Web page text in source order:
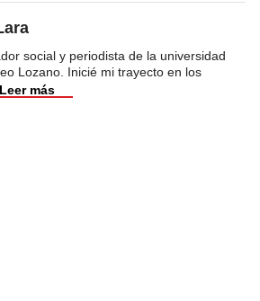
social y periodista de la universidad
Lozano. Inicié mi trayecto en los
Leer más